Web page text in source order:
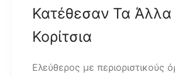
Κατέθεσαν Τα
Κορίτσια
Ελεύθερος με περιοριστικούς